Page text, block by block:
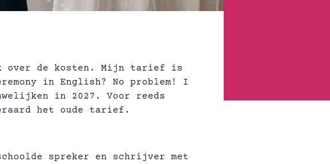
over de kosten. Mijn tarief is
in English? No problem! I
in 2027. Voor reeds
het oude tarief.
spreker en schrijver met